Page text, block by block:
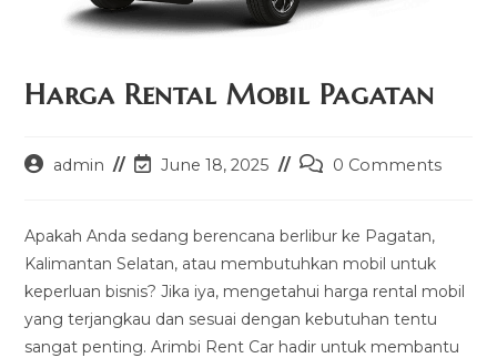
Harga Rental Mobil Pagatan
Postadmin
PostJune 18, 2025
Post0 Comments
Apakah Anda sedang berencana berlibur ke Pagatan,
Kalimantan Selatan, atau membutuhkan mobil untuk
keperluan bisnis? Jika iya, mengetahui harga rental mobil
yang terjangkau dan sesuai dengan kebutuhan tentu
sangat penting. Arimbi Rent Car hadir untuk membantu